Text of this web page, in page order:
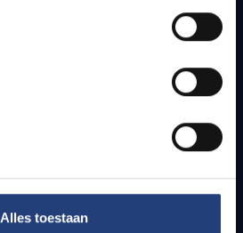
Alles toestaan